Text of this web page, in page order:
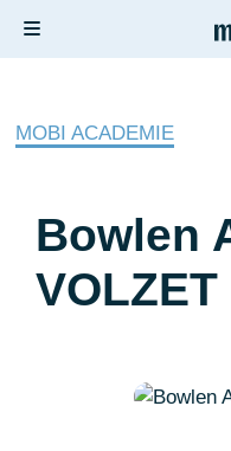
MOBI ACADEMIE
Bowlen
VOLZET